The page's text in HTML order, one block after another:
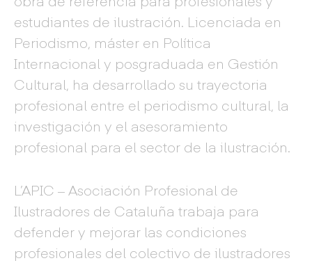
estudiantes de ilustración. Licenciada en
Periodismo, máster en Política
Internacional y posgraduada en Gestión
Cultural, ha desarrollado su trayectoria
profesional entre el periodismo cultural, la
investigación y el asesoramiento
profesional para el sector de la ilustración.
L’APIC – Asociación Profesional de
Ilustradores de Cataluña trabaja para
defender y mejorar las condiciones
profesionales del colectivo de ilustradores